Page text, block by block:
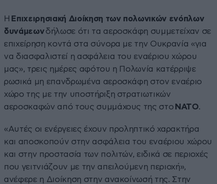
Η Επιχειρησιακή Διοίκηση των πολωνικών ενόπλων
δυνάμεωνδήλωσε ότι τα αεροσκάφη συμμετείχαν σε
επιχείρηση κοντά στα σύνορα με την Ουκρανία «για
να διασφαλιστεί η ασφάλεια του εναέριου χώρου
μας», τρεις ημέρες αφότου η Πολωνία κατέρριψε
ρωσικά μη επανδρωμένα αεροσκάφη στον εναέριο
χώρο της με την υποστήριξη στρατιωτικών
αεροσκαφών από τους συμμάχους της στο ΝΑΤΟ.
«Αυτές οι ενέργειες έχουν προληπτικό χαρακτήρα
και αποσκοπούν στην ασφάλεια του εναέριου χώρου
και στην προστασία των πολιτών, ειδικά σε περιοχές
που γειτνιάζουν με την απειλούμενη περιοχή»,
ανέφερε η Διοίκηση στην ανακοίνωσή της. Στην